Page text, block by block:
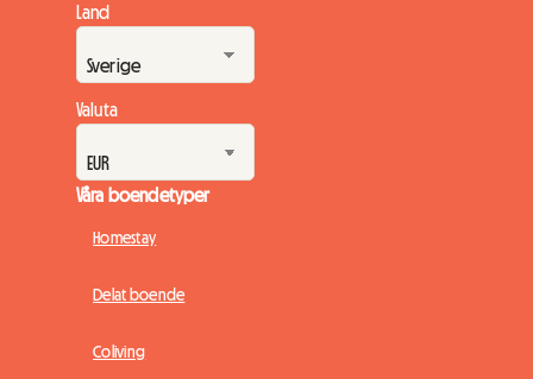
Land
Valuta
Våra boendetyper
Homestay
Delat boende
Coliving